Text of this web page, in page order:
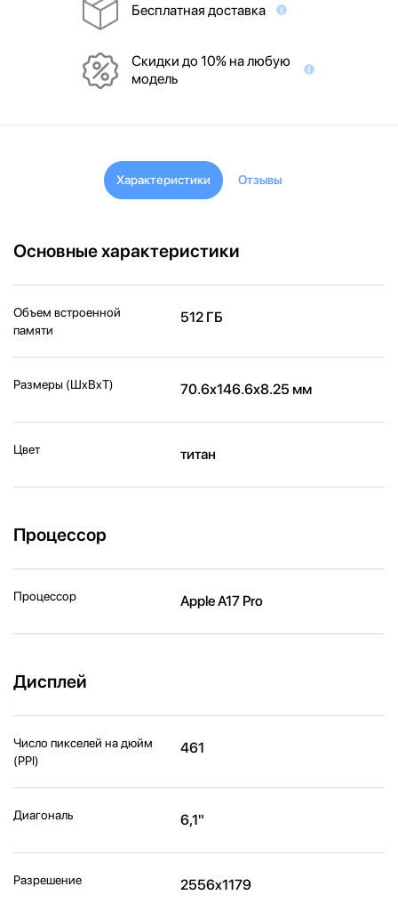
Бесплатная доставка
Скидки до 10% на любую
модель
Характеристики Отзывы
Основные характеристики
Объем встроенной
памяти
512 ГБ
Размеры (ШxВxТ) 70.6x146.6x8.25 мм
Цвет титан
Процессор
Процессор Apple A17 Pro
Дисплей
Число пикселей на дюйм
(PPI)
461
Диагональ 6,1"
Разрешение 2556x1179